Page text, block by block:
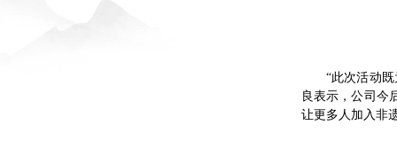
“此次活动
良表示，公司今
让更多人加入非